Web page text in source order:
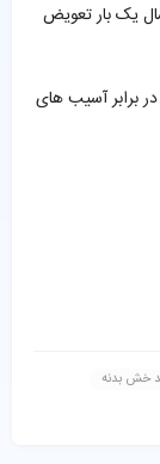
محسوب می شوند، بهتر است حداقل هر 1 سال یک بار تعویض
برابر آسیب های
به سرفیس
خش بدنه